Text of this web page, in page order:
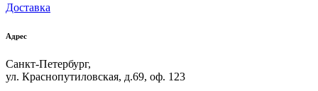
Доставка
Адрес
Санкт-Петербург,
ул. Краснопутиловская, д.69, оф. 123